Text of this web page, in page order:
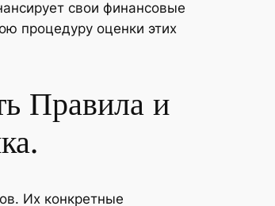
свои финансовые
процедуру оценки этих
Правила и
Их конкретные